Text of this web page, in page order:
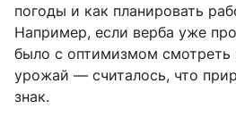
погоды и как планировать
Например, если верба уже
было с оптимизмом смотреть
урожай — считалось, что
знак.